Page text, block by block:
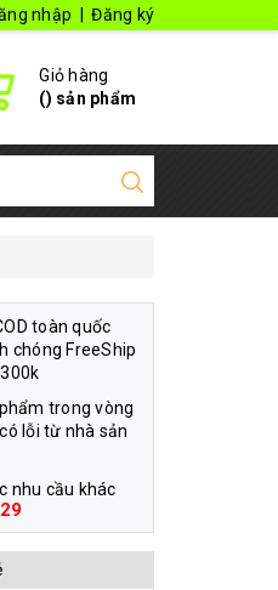
nhập Đăng ký
Giỏ hàng
() sản phẩm
toàn quốc
chóng FreeShip
trong vòng
lỗi từ nhà sản
nhu cầu khác